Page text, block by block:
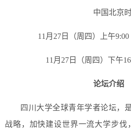
中国北京
11月27日（周四）上午9:00
11月27日（周四）下午
论坛介绍
四川大学全球青年学者论坛，
战略，加快建设世界一流大学步伐